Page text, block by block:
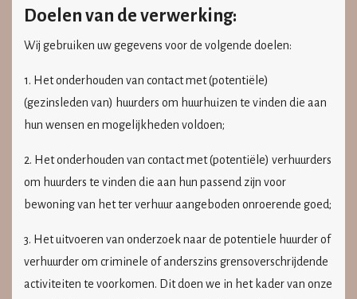
Doelen van de verwerking:
Wij gebruiken uw gegevens voor de volgende doelen:
1. Het onderhouden van contact met (potentiële)
(gezinsleden van) huurders om huurhuizen te vinden die aan
hun wensen en mogelijkheden voldoen;
2. Het onderhouden van contact met (potentiële) verhuurders
om huurders te vinden die aan hun passend zijn voor
bewoning van het ter verhuur aangeboden onroerende goed;
3. Het uitvoeren van onderzoek naar de potentiele huurder of
verhuurder om criminele of anderszins grensoverschrijdende
activiteiten te voorkomen. Dit doen we in het kader van onze